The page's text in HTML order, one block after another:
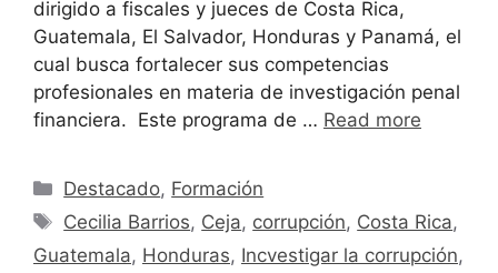
dirigido a fiscales y jueces de Costa Rica,
Guatemala, El Salvador, Honduras y Panamá, el
cual busca fortalecer sus competencias
profesionales en materia de investigación penal
financiera. Este programa de … Read more
Destacado, Formación
Cecilia Barrios, Ceja, corrupción, Costa Rica,
Guatemala, Honduras, Incvestigar la corrupción,